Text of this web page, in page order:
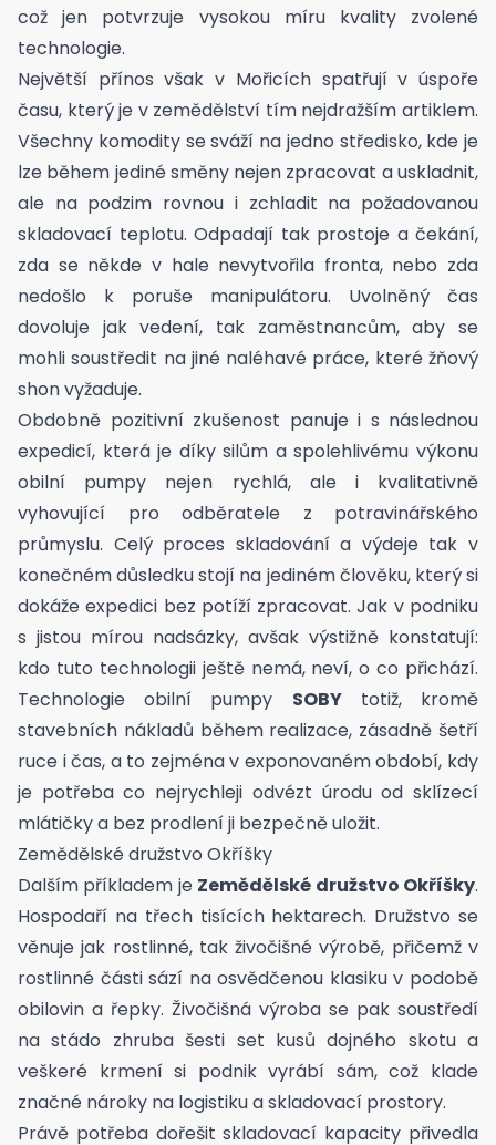
což jen potvrzuje vysokou míru kvality zvolené
technologie.
Největší přínos však v Mořicích spatřují v úspoře
času, který je v zemědělství tím nejdražším artiklem.
Všechny komodity se sváží na jedno středisko, kde je
lze během jediné směny nejen zpracovat a uskladnit,
ale na podzim rovnou i zchladit na požadovanou
skladovací teplotu. Odpadají tak prostoje a čekání,
zda se někde v hale nevytvořila fronta, nebo zda
nedošlo k poruše manipulátoru. Uvolněný čas
dovoluje jak vedení, tak zaměstnancům, aby se
mohli soustředit na jiné naléhavé práce, které žňový
shon vyžaduje.
Obdobně pozitivní zkušenost panuje i s následnou
expedicí, která je díky silům a spolehlivému výkonu
obilní pumpy nejen rychlá, ale i kvalitativně
vyhovující pro odběratele z potravinářského
průmyslu. Celý proces skladování a výdeje tak v
konečném důsledku stojí na jediném člověku, který si
dokáže expedici bez potíží zpracovat. Jak v podniku
s jistou mírou nadsázky, avšak výstižně konstatují:
kdo tuto technologii ještě nemá, neví, o co přichází.
Technologie obilní pumpy SOBYtotiž, kromě
stavebních nákladů během realizace, zásadně šetří
ruce i čas, a to zejména v exponovaném období, kdy
je potřeba co nejrychleji odvézt úrodu od sklízecí
mlátičky a bez prodlení ji bezpečně uložit.
Zemědělské družstvo Okříšky
Dalším příkladem je Zemědělské družstvo Okříšky.
Hospodaří na třech tisících hektarech. Družstvo se
věnuje jak rostlinné, tak živočišné výrobě, přičemž v
rostlinné části sází na osvědčenou klasiku v podobě
obilovin a řepky. Živočišná výroba se pak soustředí
na stádo zhruba šesti set kusů dojného skotu a
veškeré krmení si podnik vyrábí sám, což klade
značné nároky na logistiku a skladovací prostory.
Právě potřeba dořešit skladovací kapacity přivedla